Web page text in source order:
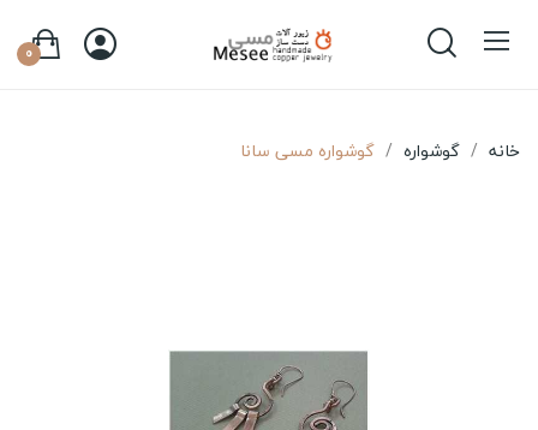
0
خانه گوشواره گوشواره مسی سانا